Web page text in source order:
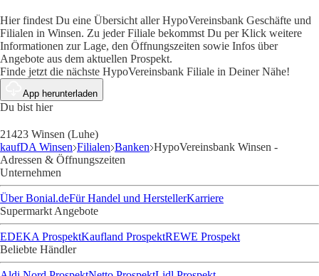
Hier findest Du eine Übersicht aller HypoVereinsbank Geschäfte und
Filialen in Winsen. Zu jeder Filiale bekommst Du per Klick weitere
Informationen zur Lage, den Öffnungszeiten sowie Infos über
Angebote aus dem aktuellen Prospekt.
Finde jetzt die nächste HypoVereinsbank Filiale in Deiner Nähe!
App herunterladen
Du bist hier
21423 Winsen (Luhe)
kaufDA Winsen Filialen Banken HypoVereinsbank Winsen -
Adressen & Öffnungszeiten
Unternehmen
Über Bonial.deFür Handel und HerstellerKarriere
Supermarkt Angebote
EDEKA ProspektKaufland ProspektREWE Prospekt
Beliebte Händler